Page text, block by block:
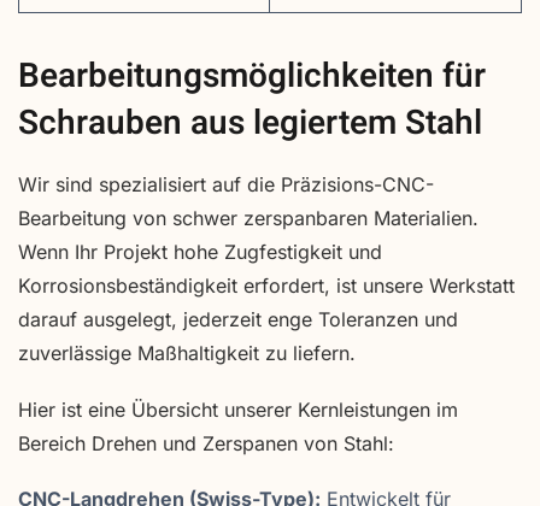
Bearbeitungsmöglichkeiten für
Schrauben aus legiertem Stahl
Wir sind spezialisiert auf die Präzisions-CNC-
Bearbeitung von schwer zerspanbaren Materialien.
Wenn Ihr Projekt hohe Zugfestigkeit und
Korrosionsbeständigkeit erfordert, ist unsere Werkstatt
darauf ausgelegt, jederzeit enge Toleranzen und
zuverlässige Maßhaltigkeit zu liefern.
Hier ist eine Übersicht unserer Kernleistungen im
Bereich Drehen und Zerspanen von Stahl:
CNC-Langdrehen (Swiss-Type): Entwickelt für